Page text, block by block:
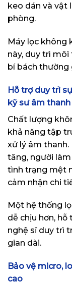
keo dán và vật
phòng.
Máy lọc không
này, duy trì
bí bách thường
Hỗ trợ duy trì
kỹ sư âm thanh
Chất lượng
khả năng tập
xử lý âm thanh.
tăng, người
tình trạng mệt
cảm nhận chi
Một hệ thống
dễ chịu hơn,
nghệ sĩ duy trì
gian dài.
Bảo vệ micro,
cao